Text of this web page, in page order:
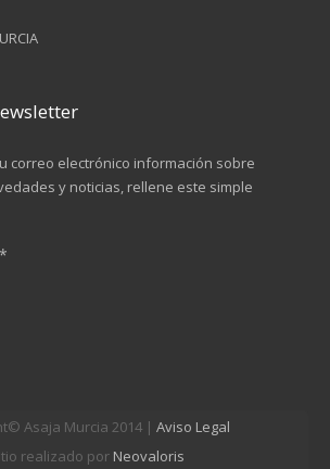
correo electrónico información sobre
y noticias, rellene este simple
*
Asaja Murcia 2014 | Aviso Legal
realizado por Neovaloris